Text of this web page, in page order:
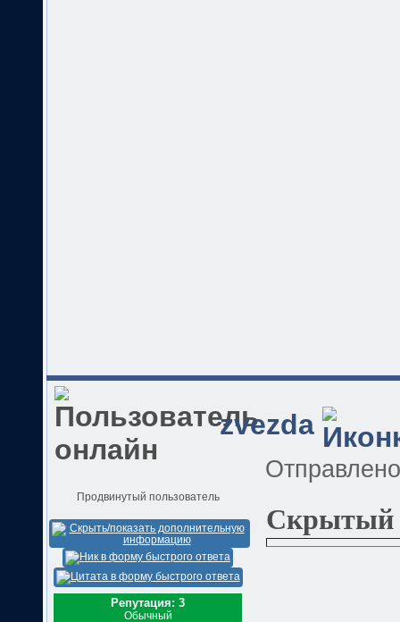
zvezda
Продвинутый пользователь
Репутация: 3
Обычный
Скрытый